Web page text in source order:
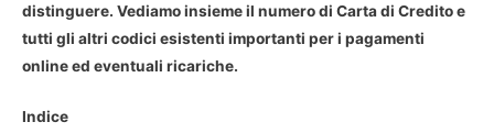
distinguere. Vediamo insieme il numero di Carta di Credito e
tutti gli altri codici esistenti importanti per i pagamenti
online ed eventuali ricariche.
Indice